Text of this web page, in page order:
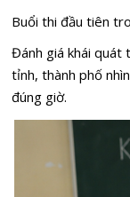
Buổi thi đầu tiên
Đánh giá khái quát
tỉnh, thành phố
đúng giờ.